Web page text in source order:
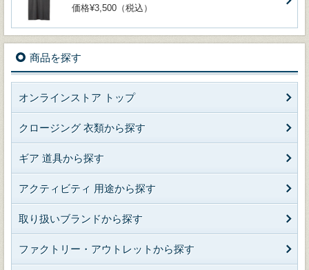
価格¥3,500（税込）
商品を探す
オンラインストア トップ
クロージング 衣類から探す
ギア 道具から探す
アクティビティ 用途から探す
取り扱いブランドから探す
ファクトリー・アウトレットから探す